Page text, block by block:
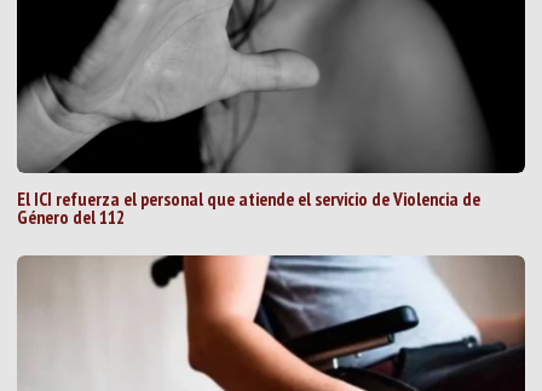
El ICI refuerza el personal que atiende el servicio de Violencia de
Género del 112